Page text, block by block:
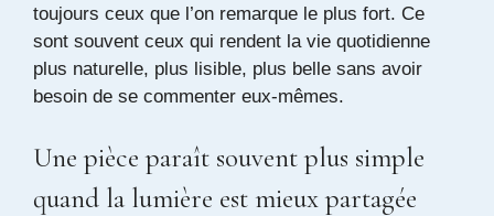
toujours ceux que l’on remarque le plus fort. Ce
sont souvent ceux qui rendent la vie quotidienne
plus naturelle, plus lisible, plus belle sans avoir
besoin de se commenter eux-mêmes.
Une pièce paraît souvent plus simple
quand la lumière est mieux partagée